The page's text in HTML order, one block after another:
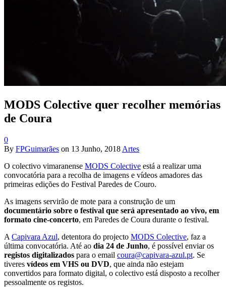
MODS Colective quer recolher memórias
de Coura
0
By FPGuimarães on 13 Junho, 2018 Artes
O colectivo vimaranense MODS Colective está a realizar uma
convocatória para a recolha de imagens e vídeos amadores das
primeiras edições do Festival Paredes de Couro.
As imagens servirão de mote para a construção de um
documentário sobre o festival que será apresentado ao vivo, em
formato cine-concerto, em Paredes de Coura durante o festival.
A Capivara Azul, detentora do projecto MODS Colective, faz a
última convocatória. Até ao dia 24 de Junho, é possível enviar os
registos digitalizados para o email coura@capivara-azul.pt. Se
tiveres vídeos em VHS ou DVD, que ainda não estejam
convertidos para formato digital, o colectivo está disposto a recolher
pessoalmente os registos.